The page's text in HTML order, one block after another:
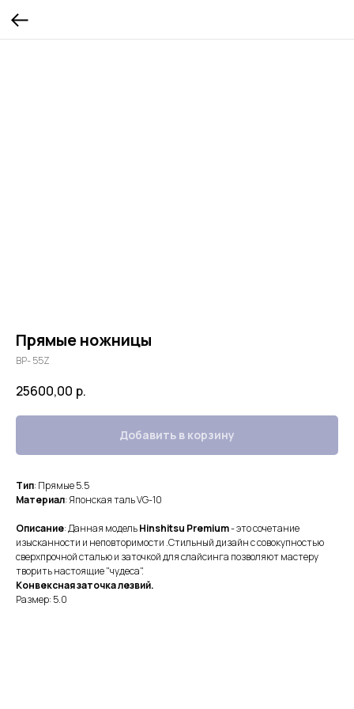
Прямые ножницы
BP- 55Z
25600,00 р.
Добавить в корзину
Тип: Прямые 5.5
Материал: Японская таль VG-10
Описание: Данная модельHinshitsu Premium- это сочетание
изысканности и неповторимости .Стильный дизайн с совокупностью
сверхпрочной сталью и заточкой для слайсинга позволяют мастеру
творить настоящие "чудеса".
Конвексная заточка лезвий.
Размер: 5.0